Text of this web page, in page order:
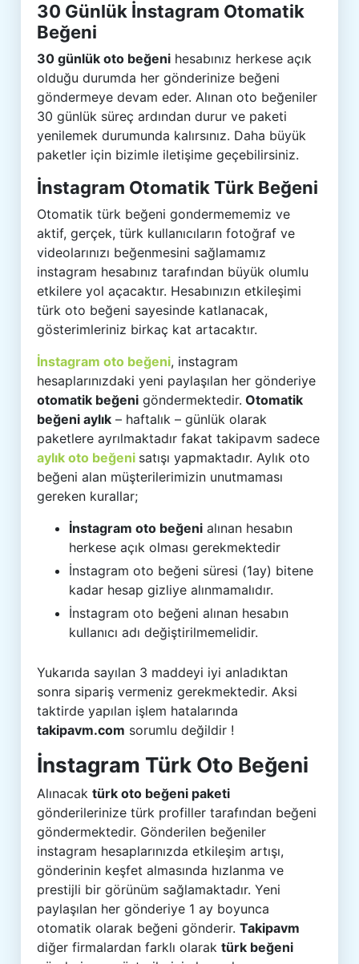
30 Günlük İnstagram Otomatik
Beğeni
30 günlük oto beğeni hesabınız herkese açık
olduğu durumda her gönderinize beğeni
göndermeye devam eder. Alınan oto beğeniler
30 günlük süreç ardından durur ve paketi
yenilemek durumunda kalırsınız. Daha büyük
paketler için bizimle iletişime geçebilirsiniz.
İnstagram Otomatik Türk Beğeni
Otomatik türk beğeni gondermememiz ve
aktif, gerçek, türk kullanıcıların fotoğraf ve
videolarınızı beğenmesini sağlamamız
instagram hesabınız tarafından büyük olumlu
etkilere yol açacaktır. Hesabınızın etkileşimi
türk oto beğeni sayesinde katlanacak,
gösterimleriniz birkaç kat artacaktır.
İnstagram oto beğeni, instagram
hesaplarınızdaki yeni paylaşılan her gönderiye
otomatik beğeni göndermektedir. Otomatik
beğeni aylık – haftalık – günlük olarak
paketlere ayrılmaktadır fakat takipavm sadece
aylık oto beğeni satışı yapmaktadır. Aylık oto
beğeni alan müşterilerimizin unutmaması
gereken kurallar;
İnstagram oto beğeni alınan hesabın
herkese açık olması gerekmektedir
İnstagram oto beğeni süresi (1ay) bitene
kadar hesap gizliye alınmamalıdır.
İnstagram oto beğeni alınan hesabın
kullanıcı adı değiştirilmemelidir.
Yukarıda sayılan 3 maddeyi iyi anladıktan
sonra sipariş vermeniz gerekmektedir. Aksi
taktirde yapılan işlem hatalarında
takipavm.com sorumlu değildir !
İnstagram Türk Oto Beğeni
Alınacaktürk oto beğeni paketi
gönderilerinize türk profiller tarafından beğeni
göndermektedir. Gönderilen beğeniler
instagram hesaplarınızda etkileşim artışı,
gönderinin keşfet almasında hızlanma ve
prestijli bir görünüm sağlamaktadır. Yeni
paylaşılan her gönderiye 1 ay boyunca
otomatik olarak beğeni gönderir.Takipavm
diğer firmalardan farklı olaraktürk beğeni